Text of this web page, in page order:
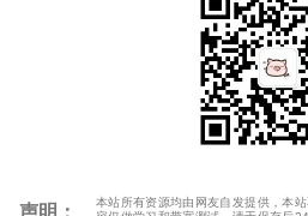
声明：
本站所有资源均由网友自发提供，本